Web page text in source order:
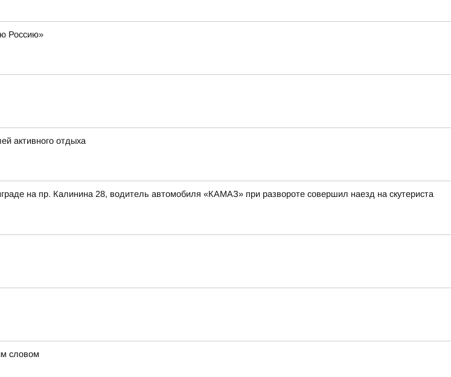
Россию»
активного отдыха
на пр. Калинина 28, водитель автомобиля «КАМАЗ» при развороте совершил наезд на скутериста
словом